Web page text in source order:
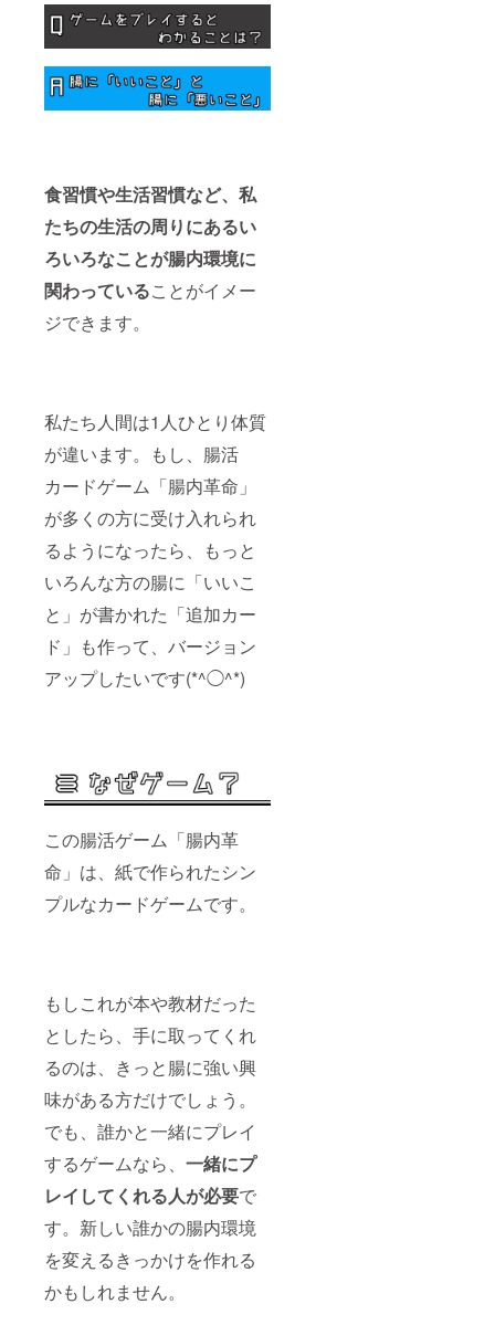
食習慣や生活習慣など、私
たちの生活の周りにあるい
ろいろなことが腸内環境に
関わっていることがイメー
ジできます。
私たち人間は1人ひとり体質
が違います。もし、腸活
カードゲーム「腸内革命」
が多くの方に受け入れられ
るようになったら、もっと
いろんな方の腸に「いいこ
と」が書かれた「追加カー
ド」も作って、バージョン
アップしたいです(*^◯^*)
この腸活ゲーム「腸内革
命」は、紙で作られたシン
プルなカードゲームです。
もしこれが本や教材だった
としたら、手に取ってくれ
るのは、きっと腸に強い興
味がある方だけでしょう。
でも、誰かと一緒にプレイ
するゲームなら、 一緒にプ
レイしてくれる人が必要で
す。新しい誰かの腸内環境
を変えるきっかけを作れる
かもしれません。